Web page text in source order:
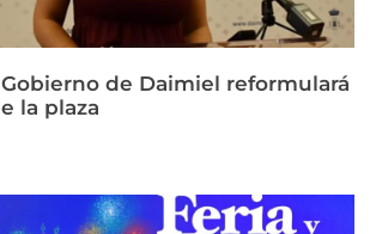
de Daimiel reformulará
la plaza